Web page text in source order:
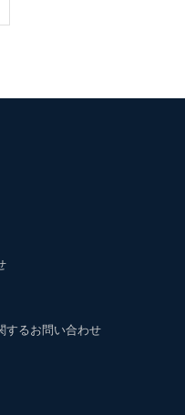
するお問い合わせ